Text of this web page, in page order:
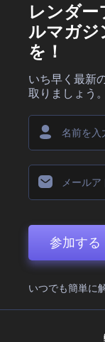
レンダ
ルマガジ
を！
いち早く最新
取りましょう。
参加する
いつでも簡単に